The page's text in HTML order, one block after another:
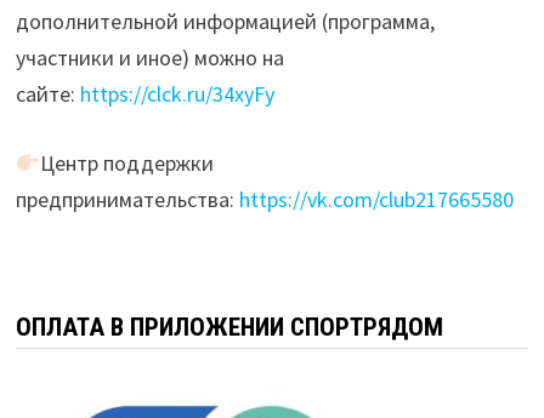
дополнительной информацией (программа,
участники и иное) можно на
сайте: https://clck.ru/34xyFy
Центр поддержки
предпринимательства: https://vk.com/club217665580
ОПЛАТА В ПРИЛОЖЕНИИ СПОРТРЯДОМ